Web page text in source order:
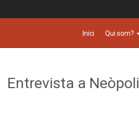
Inici Qui som?
Entrevista a